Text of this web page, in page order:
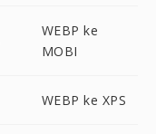
WEBP ke
MOBI
WEBP ke XPS